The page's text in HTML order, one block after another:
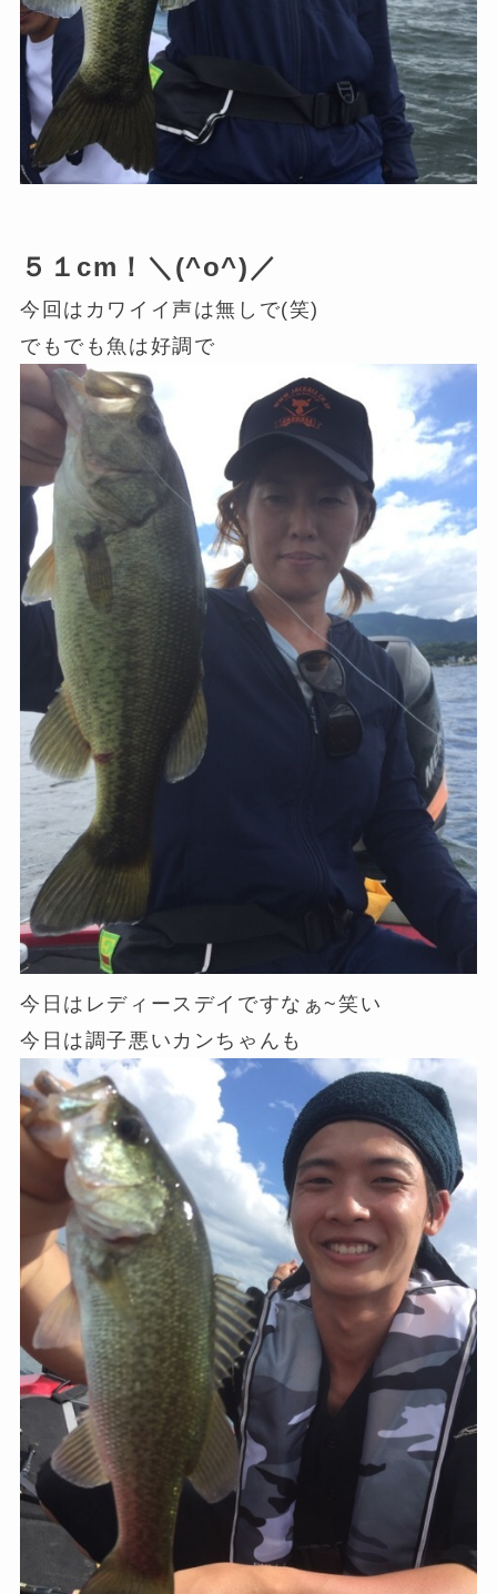
５１cm！＼(^o^)／
今回はカワイイ声は無しで(笑)
でもでも魚は好調で
今日はレディースデイですなぁ~笑い
今日は調子悪いカンちゃんも